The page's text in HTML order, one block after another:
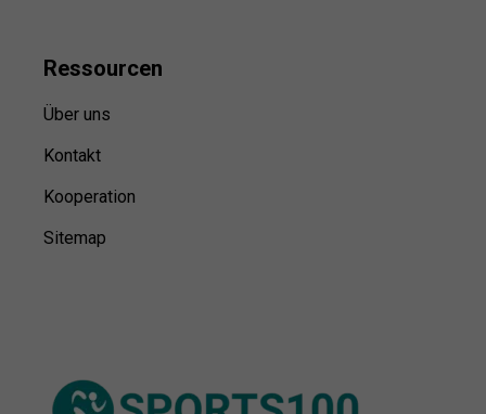
Ressourcen
Über uns
Kontakt
Kooperation
Sitemap